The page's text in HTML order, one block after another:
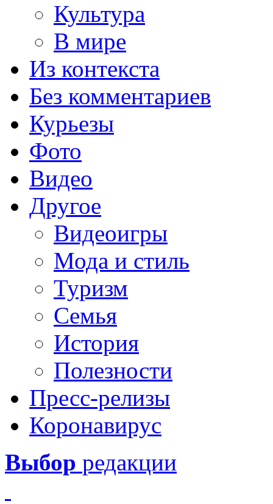
Культура
В мире
Из контекста
Без комментариев
Курьезы
Фото
Видео
Другое
Видеоигры
Мода и стиль
Туризм
Семья
История
Полезности
Пресс-релизы
Коронавирус
Выбор редакции